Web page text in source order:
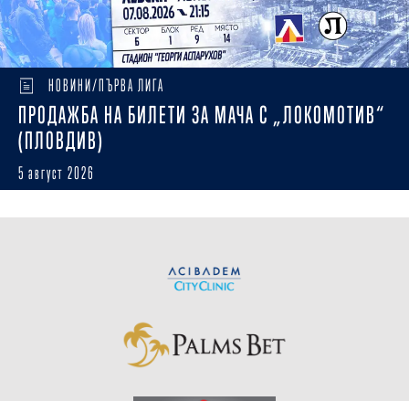
НОВИНИ/ПЪРВА ЛИГА
ПРОДАЖБА НА БИЛЕТИ ЗА МАЧА С „ЛОКОМОТИВ“
(ПЛОВДИВ)
5 август 2026